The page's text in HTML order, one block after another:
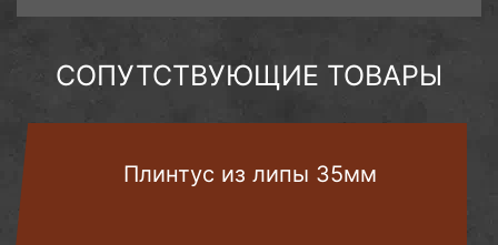
СОПУТСТВУЮЩИЕ ТОВАРЫ
Плинтус из липы 35мм